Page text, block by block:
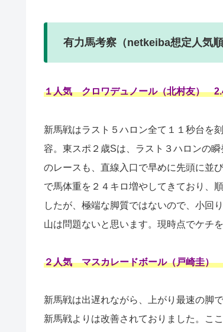
有力馬考察（netkeiba想定人気順
１人気 クロワデュノール（北村友）
新馬戦はラスト５ハロン全て１１秒台を
容。東スポ２歳Sは、ラスト３ハロンの
のレースも、直線入口で早めに先頭に並
で馬体重を２４キロ増やしてきており、
したが、極端な脚質ではないので、小回
山は問題ないと思います。現時点でケチ
２人気 マスカレードボール（戸崎圭）
新馬戦は出遅れながら、上がり最速の脚
新馬戦よりは改善されておりました。こ